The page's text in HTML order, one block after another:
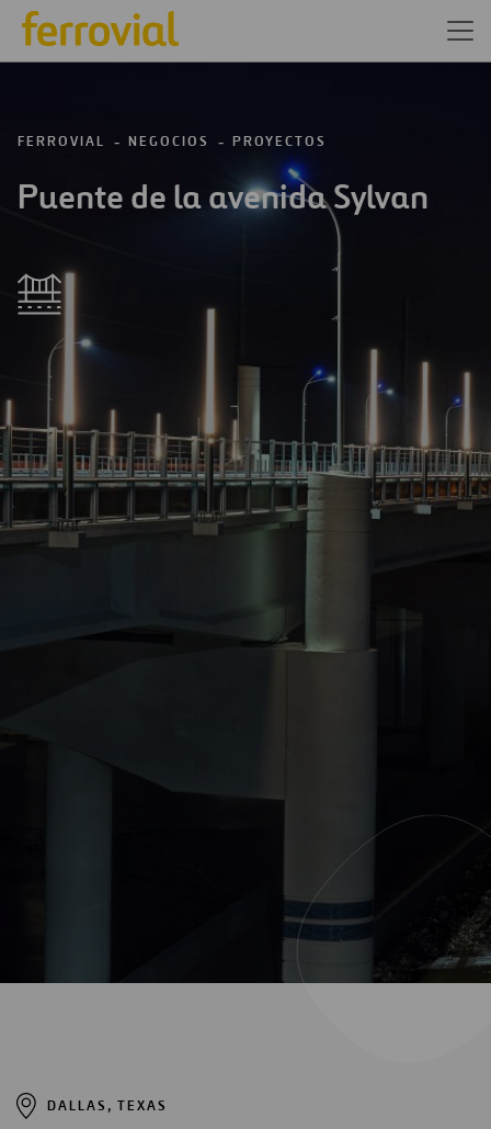
FERROVIAL NEGOCIOS PROYECTOS
Puente de la avenida Sylvan
DALLAS, TEXAS